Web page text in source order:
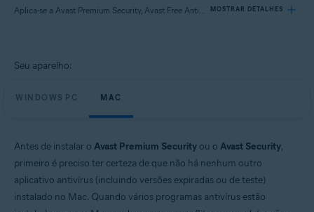
Aplica-se a Avast Premium Security, Avast Free Antivirus, Avast Security MOSTRAR DETALHES
Produtos:
Avast Free Antivirus
Seu aparelho:
WINDOWS PC MAC
Antes de instalar o Avast Premium Security ou o Avast Security,
primeiro é preciso ter certeza de que não há nenhum outro
aplicativo antivírus (incluindo versões expiradas ou de teste)
instalado no Mac. Quando vários programas antivírus estão